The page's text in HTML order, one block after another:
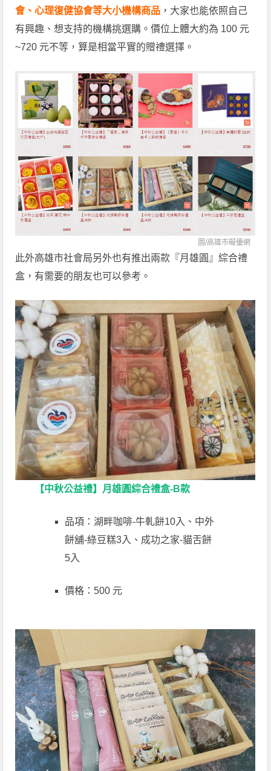
會、心理復健協會等大小機構商品 ，大家也能依照自己
有興趣、想支持的機構挑選購。價位上體大約為 100 元
~720 元不等，算是相當平實的贈禮選擇。
圖/高雄市礙優網
此外高雄市社會局另外也有推出兩款『月雄圓』綜合禮
盒，有需要的朋友也可以參考。
【中秋公益禮】月雄圓綜合禮盒-B款
品項：湖畔咖啡-牛軋餅10入、中外
餅舖-綠豆糕3入、成功之家-貓舌餅
5入
價格：500 元